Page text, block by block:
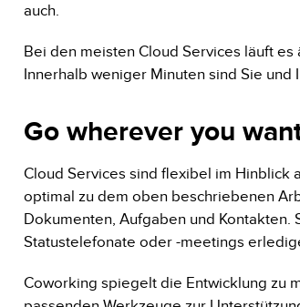
auch.
Bei den meisten Cloud Services läuft
Innerhalb weniger Minuten sind Sie
Go wherever you
Cloud Services sind flexibel im Hinblick
optimal zu dem oben beschriebenen
Dokumenten, Aufgaben und
Statustelefonate oder -meetings
Coworking spiegelt die Entwicklung zu